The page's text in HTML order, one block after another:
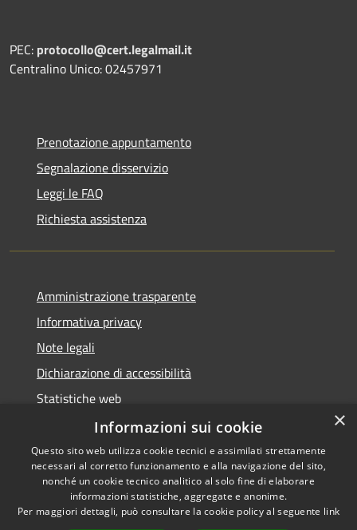
PEC: protocollo@cert.legalmail.it
Centralino Unico: 02457971
Prenotazione appuntamento
Segnalazione disservizio
Leggi le FAQ
Richiesta assistenza
Amministrazione trasparente
Informativa privacy
Note legali
Dichiarazione di accessibilità
Statistiche web
Accessibilità
Privacy
Copyright © 2026 • Comune di
Buccinasco • Powered by
Municipium•Accesso
×
Informazioni sui cookie
Questo sito web utilizza cookie tecnici e assimilati strettamente
necessari al corretto funzionamento e alla navigazione del sito,
nonché un cookie tecnico analitico al solo fine di elaborare
informazioni statistiche, aggregate e anonime.
Per maggiori dettagli, può consultare la cookie policy al seguente link